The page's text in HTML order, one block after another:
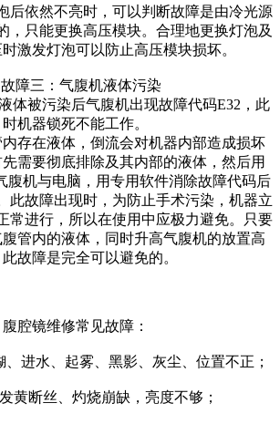
后依然不亮时，可以判断故障是由冷光源
，只能更换高压模块。合理地更换灯泡及
激发灯泡可以防止高压模块损坏。
障三：气腹机液体污染
体被污染后气腹机出现故障代码E32，此
时机器锁死不能工作。
存在液体，倒流会对机器内部造成损坏
需要彻底排除及其内部的液体，然后用
腹机与电脑，用专用软件消除故障代码后
此故障出现时，为防止手术污染，机器立
常进行，所以在使用中应极力避免。只要
管内的液体，同时升高气腹机的放置高
此故障是完全可以避免的。
腹腔镜维修常见故障：
、进水、起雾、黑影、灰尘、位置不正；
黄断丝、灼烧崩缺，亮度不够；